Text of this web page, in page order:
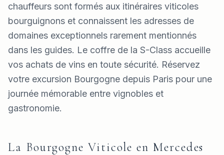
chauffeurs sont formés aux itinéraires viticoles
bourguignons et connaissent les adresses de
domaines exceptionnels rarement mentionnés
dans les guides. Le coffre de la S-Class accueille
vos achats de vins en toute sécurité. Réservez
votre excursion Bourgogne depuis Paris pour une
journée mémorable entre vignobles et
gastronomie.
La Bourgogne Viticole en Mercedes